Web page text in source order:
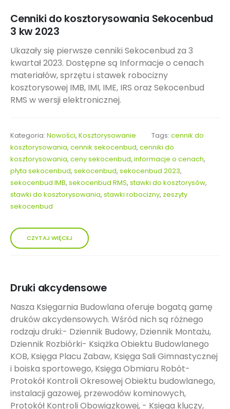
Cenniki do kosztorysowania Sekocenbud
3 kw 2023
Ukazały się pierwsze cenniki Sekocenbud za 3
kwartał 2023. Dostępne są Informacje o cenach
materiałów, sprzętu i stawek robocizny
kosztorysowej IMB, IMI, IME, IRS oraz Sekocenbud
RMS w wersji elektronicznej.
Kategoria: Nowości, Kosztorysowanie Tags: cennik do
kosztorysowania, cennik sekocenbud, cenniki do
kosztorysowania, ceny sekocenbud, informacje o cenach,
płyta sekocenbud, sekocenbud, sekocenbud 2023,
sekocenbud IMB, sekocenbud RMS, stawki do kosztorysów,
stawki do kosztorysowania, stawki robocizny, zeszyty
sekocenbud
CZYTAJ WIĘCEJ
Druki akcydensowe
Nasza Księgarnia Budowlana oferuje bogatą gamę
druków akcydensowych. Wśród nich są różnego
rodzaju druki:- Dziennik Budowy, Dziennik Montażu,
Dziennik Rozbiórki- Książka Obiektu Budowlanego
KOB, Księga Placu Zabaw, Księga Sali Gimnastycznej
i boiska sportowego, Księga Obmiaru Robót-
Protokół Kontroli Okresowej Obiektu budowlanego,
instalacji gazowej, przewodów kominowych,
Protokół Kontroli Obowiązkowej, - Księga kluczy,